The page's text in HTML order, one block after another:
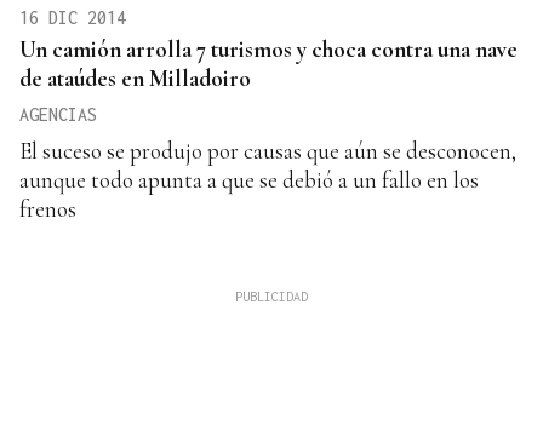
16 DIC 2014
Un camión arrolla 7 turismos y choca contra una nave
de ataúdes en Milladoiro
AGENCIAS
El suceso se produjo por causas que aún se desconocen,
aunque todo apunta a que se debió a un fallo en los
frenos